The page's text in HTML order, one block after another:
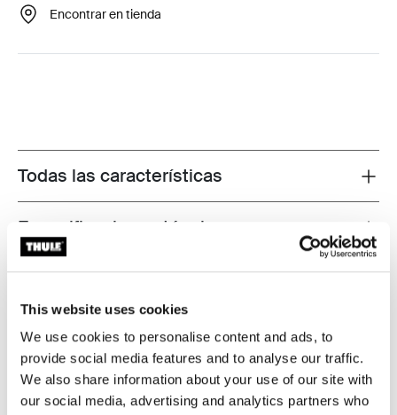
This website uses cookies
We use cookies to personalise content and ads, to
provide social media features and to analyse our traffic.
We also share information about your use of our site with
our social media, advertising and analytics partners who
Encontrar en tienda
Toggle features
Todas las características
Toggle techspec
Especificaciones técnicas
Toggle guides and instructions
Instrucciones
Probados al límite
En el Thule Test Center™ ubicado en Hillerstorp,
Suecia, los productos son sometidos a pruebas